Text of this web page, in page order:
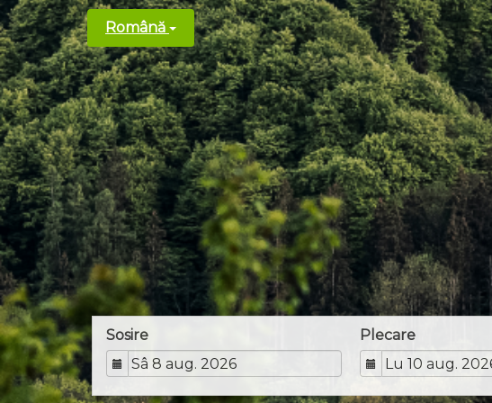
Română
Sosire Plecare